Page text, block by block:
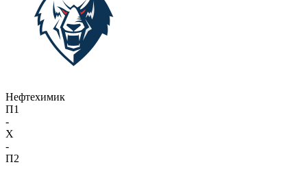
Нефтехимик
П1
-
X
-
П2